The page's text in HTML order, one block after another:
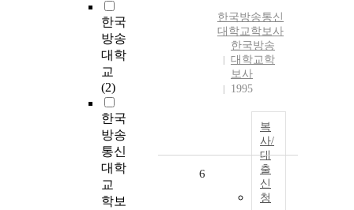
한국
방송
대학
교
(2)
한국
방송
통신
대학
교
학보
한국방송통신
대학교학보사
한국방송
대학교학
보사
1995
복
사/
대
출
신
청
6